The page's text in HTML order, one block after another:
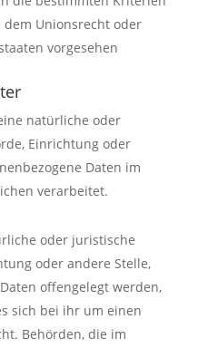
Unionsrecht oder
vorgesehen
natürliche oder
Einrichtung oder
Daten im
verarbeitet.
oder juristische
oder andere Stelle,
offengelegt werden,
sich bei ihr um einen
Behörden, die im